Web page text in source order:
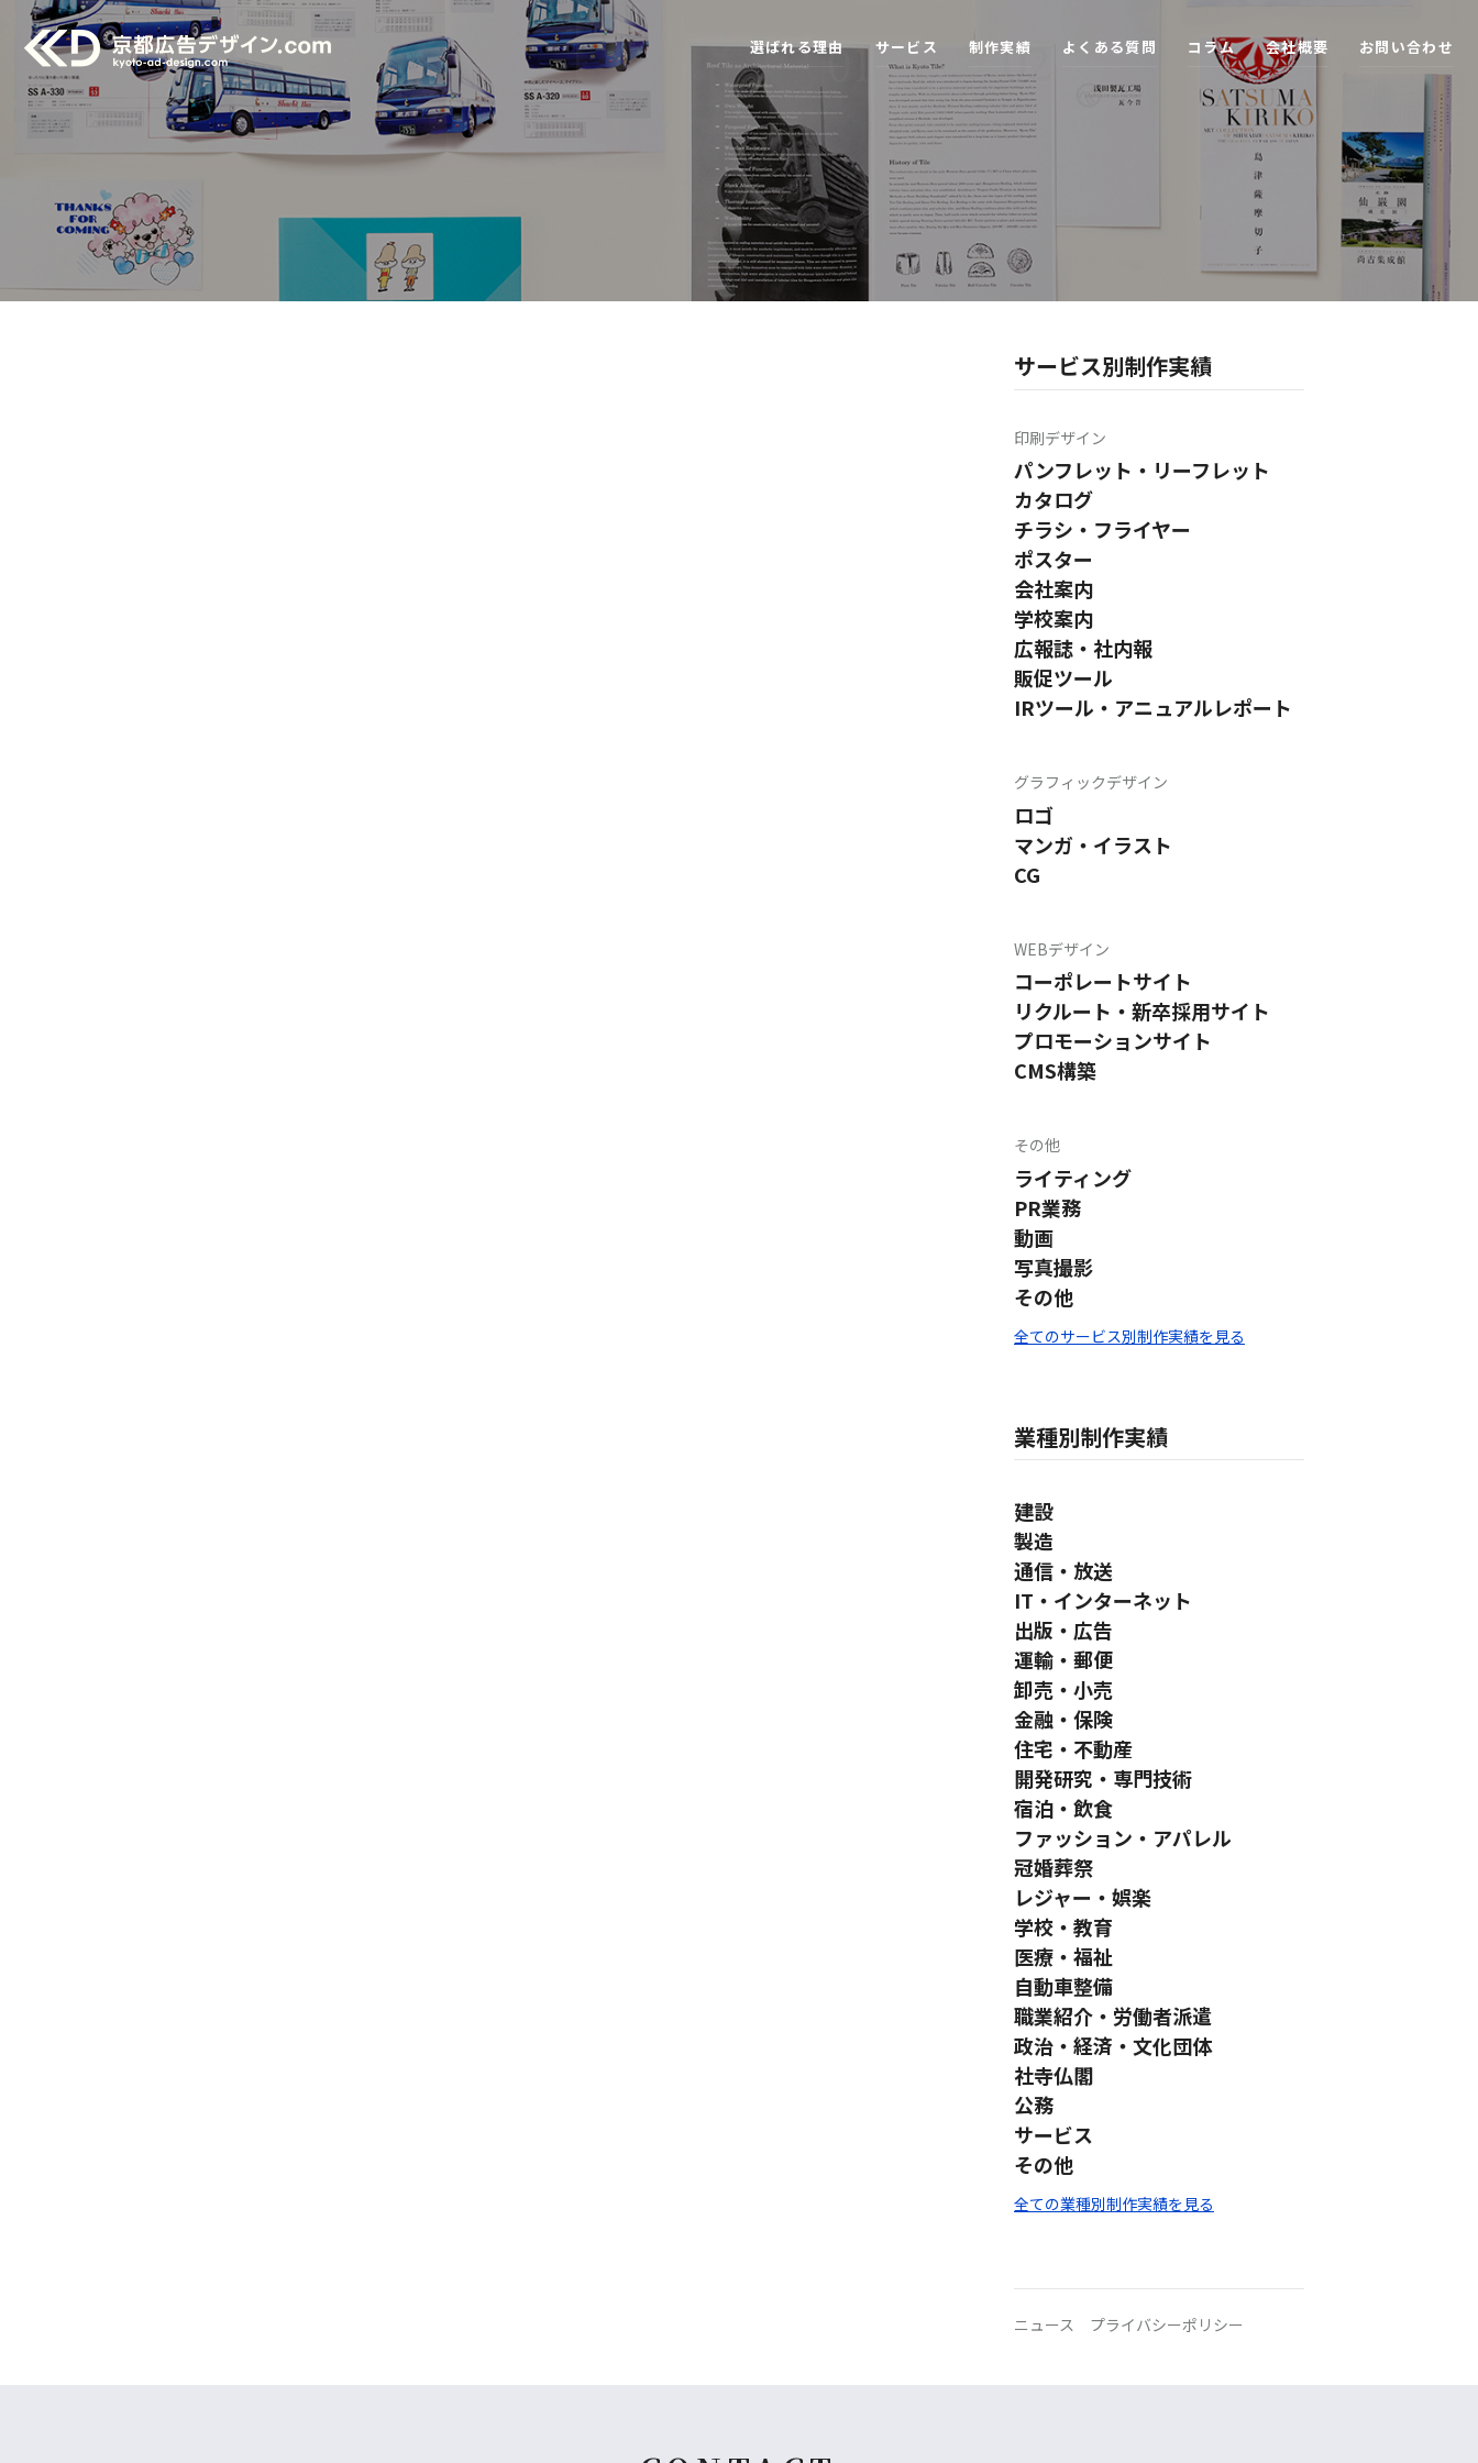
選ばれる理由 サー ビ ス 制作実績 よ く ある質問 コ ラム 会社概要 お問 い合わせ
サービス別制作実績
印刷デザイン
パンフレット・リーフレット
カタログ
チラシ・フライヤー
ポスター
会社案内
学校案内
広報誌・社内報
販促ツール
IRツール・アニュアルレポート
グラフィックデザイン
ロゴ
マンガ・イラスト
CG
WEBデザイン
コーポレートサイト
リクルート・新卒採用サイト
プロモーションサイト
CMS構築
その他
ライティング
PR業務
動画
写真撮影
その他
全てのサービス別制作実績を見る
業種別制作実績
建設
製造
通信・放送
IT・インターネット
出版・広告
運輸・郵便
卸売・小売
金融・保険
住宅・不動産
開発研究・専門技術
宿泊・飲食
ファッション・アパレル
冠婚葬祭
レジャー・娯楽
学校・教育
医療・福祉
自動車整備
職業紹介・労働者派遣
政治・経済・文化団体
社寺仏閣
公務
サービス
その他
全ての業種別制作実績を見る
ニュース プライバシーポリシー